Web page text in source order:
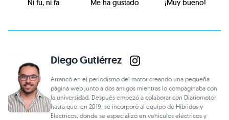
Ni fu, ni fa Me ha gustado ¡Muy bueno!
Diego Gutiérrez
Arrancó en el periodismo del motor creando una pequeña
página web junto a dos amigos mientras lo compaginaba con
la universidad. Después empezó a colaborar con Diariomotor
hasta que, en 2019, se incorporó al equipo de Híbridos y
Eléctricos, donde se especializó en vehículos eléctricos y